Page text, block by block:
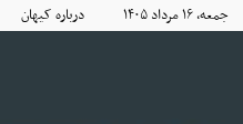
درباره کیهان